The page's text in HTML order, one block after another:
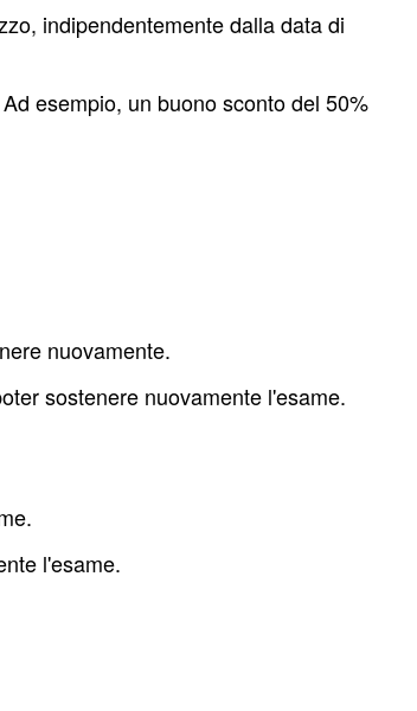
indipendentemente dalla data di
esempio, un buono sconto del 50%
nuovamente.
sostenere nuovamente l'esame.
l'esame.